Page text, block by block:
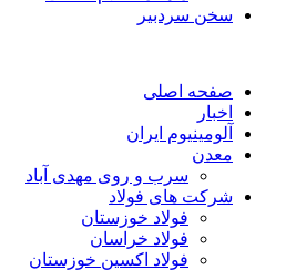
سخن سردبیر
صفحه اصلی
اخبار
آلومینیوم ایران
معدن
سرب و روی مهدی آباد
شرکت های فولاد
فولاد خوزستان
فولاد خراسان
فولاد اکسین خوزستان